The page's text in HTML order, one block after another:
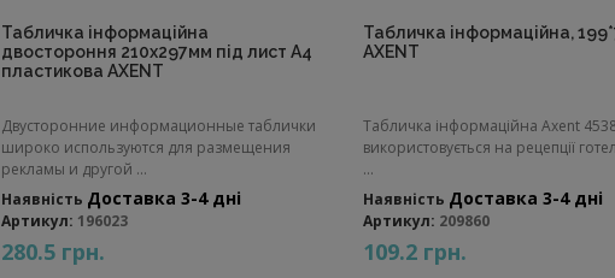
Табличка інформаційна
двостороння 210х297мм під лист А4
пластикова AXENT
Двусторонние информационные таблички
широко используются для размещения
рекламы и другой ...
Наявність Доставка 3-4 дні
Артикул: 196023
280.5 грн.
Табличка інформаційна,
AXENT
Табличка інформаційна Axent
використовується на рецепції
...
Наявність Доставка 3-4 дні
Артикул: 209860
109.2 грн.